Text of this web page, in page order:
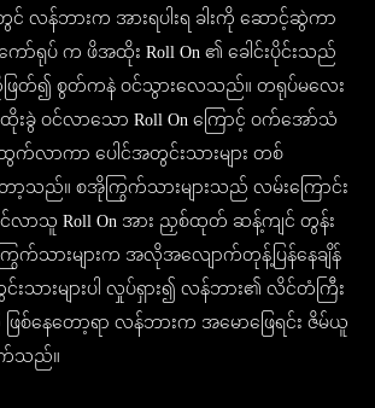
တွင် လန်ဘားက အားရပါးရ ခါးကို ဆောင့်ဆွဲကာ
ကော်ရုပ် က ဖိအထိုး Roll On ၏ ခေါင်းပိုင်းသည်
ြတ်၍ စွတ်ကနဲ ဝင်သွားလေသည်။ တရုပ်မလေး
ဝင်လာသော Roll On ကြောင့် ဝက်အော်သံ
ာကာ ပေါင်အတွင်းသားများ တစ်
ည်။ စအိုကြွက်သားများသည် လမ်းကြောင်း
ာသူ Roll On အား ညှစ်ထုတ် ဆန့်ကျင် တွန်း
သားများက အလိုအလျောက်တုန့်ပြန်နေချိန်
ားများပါ လှုပ်ရှား၍ လန်ဘား၏ လိင်တံကြီး
စ်နေတော့ရာ လန်ဘားက အမောဖြေရင်း ဇိမ်ယူ
သည်။